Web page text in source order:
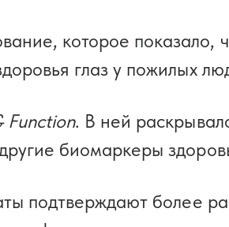
которое показало,
глаз у пожилых
Function. В ней
биомаркеры
подтверждают более